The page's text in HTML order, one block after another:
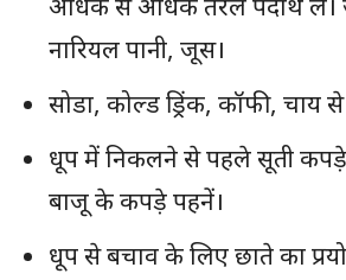
नारियल पानी, जूस।
सोडा, कोल्ड ड्रिंक, कॉफी, चाय से
धूप में निकलने से पहले सूती
बाजू के कपड़े पहनें।
धूप से बचाव के लिए छाते का